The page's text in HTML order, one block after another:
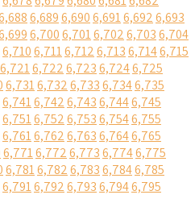
6,6896,6906,6916,6926,693
6,7006,7016,7026,7036,704
6,7106,7116,7126,7136,7146,715
6,7216,7226,7236,7246,725
6,7316,7326,7336,7346,735
6,7416,7426,7436,7446,745
6,7516,7526,7536,7546,755
6,7616,7626,7636,7646,765
6,7716,7726,7736,7746,775
6,7816,7826,7836,7846,785
6,7916,7926,7936,7946,795